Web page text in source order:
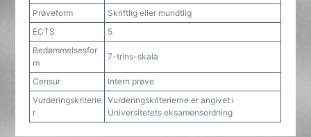
Prøveform
Skriftlig eller mundtlig
ECTS
5
Bedømmelsesfor
m
7-trins-skala
Censur
Intern prøve
Vurderingskriterie
r
Vurderingskriterierne er angivet i
Universitetets eksamensordning